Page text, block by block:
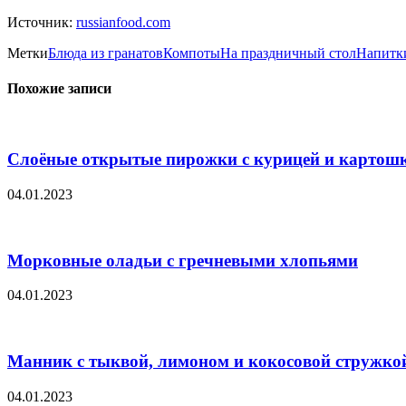
Источник: russianfood.com
МеткиБлюда из гранатовКомпотыНа праздничный стол
Похожие записи
Слоёные открытые пирожки с курицей и
04.01.2023
Морковные оладьи с гречневыми хлопьями
04.01.2023
Манник с тыквой, лимоном и кокосовой
04.01.2023